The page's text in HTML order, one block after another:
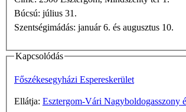
Búcsú: július 31.
Szentségimádás: január 6. és augusztus 10.
Kapcsolódás
Főszékesegyházi Espereskerület
Ellátja: Esztergom-Vári Nagyboldogasszony